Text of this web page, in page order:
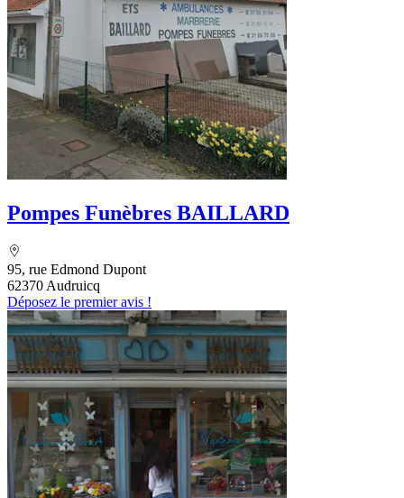
Pompes Funèbres BAILLARD
95, rue Edmond Dupont
62370 Audruicq
Déposez le premier avis !